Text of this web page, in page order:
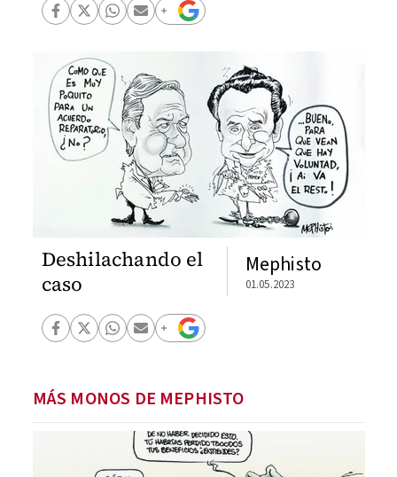
Deshilachando el
caso
Mephisto
01.05.2023
MÁS MONOS DE MEPHISTO